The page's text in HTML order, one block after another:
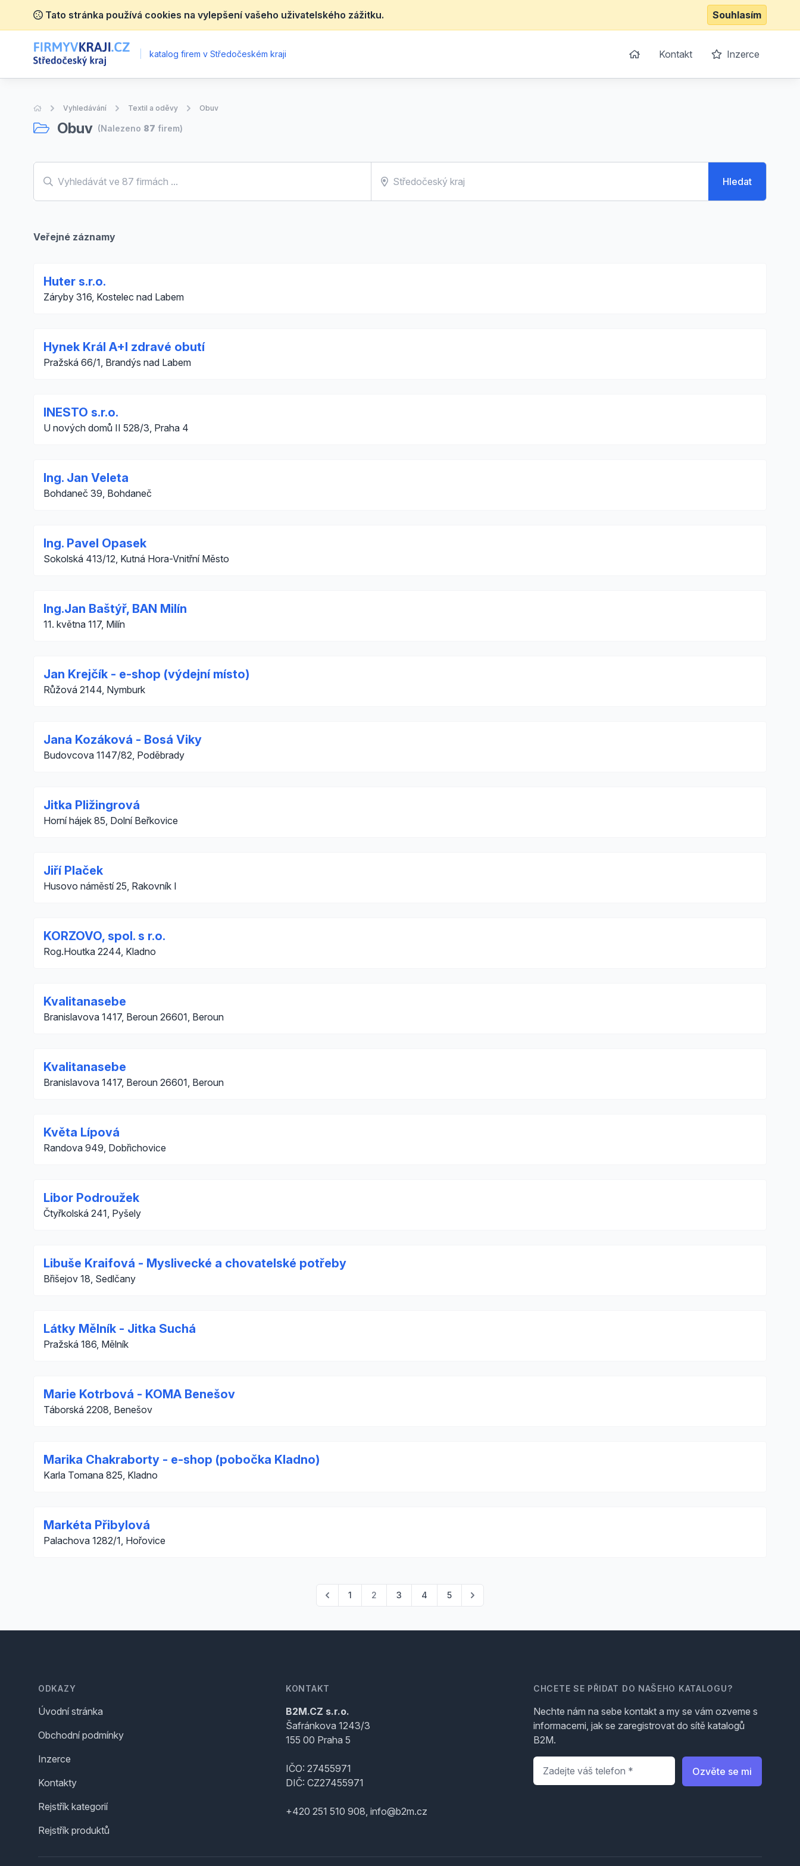
Tato stránka používá cookies na vylepšení vašeho uživatelského zážitku. Souhlasím
katalog firem v Středočeském kraji Kontakt Inzerce
Úvodní stránka
Vyhledávání Textil a oděvy Obuv
Obuv (Nalezeno 87 firem)
Hledat
Veřejné záznamy
Huter s.r.o.
Záryby 316, Kostelec nad Labem
Hynek Král A+I zdravé obutí
Pražská 66/1, Brandýs nad Labem
INESTO s.r.o.
U nových domů II 528/3, Praha 4
Ing. Jan Veleta
Bohdaneč 39, Bohdaneč
Ing. Pavel Opasek
Sokolská 413/12, Kutná Hora-Vnitřní Město
Ing.Jan Baštýř, BAN Milín
11. května 117, Milín
Jan Krejčík - e-shop (výdejní místo)
Růžová 2144, Nymburk
Jana Kozáková - Bosá Viky
Budovcova 1147/82, Poděbrady
Jitka Pližingrová
Horní hájek 85, Dolní Beřkovice
Jiří Plaček
Husovo náměstí 25, Rakovník I
KORZOVO, spol. s r.o.
Rog.Houtka 2244, Kladno
Kvalitanasebe
Branislavova 1417, Beroun 26601, Beroun
Kvalitanasebe
Branislavova 1417, Beroun 26601, Beroun
Květa Lípová
Randova 949, Dobřichovice
Libor Podroužek
Čtyřkolská 241, Pyšely
Libuše Kraifová - Myslivecké a chovatelské potřeby
Břišejov 18, Sedlčany
Látky Mělník - Jitka Suchá
Pražská 186, Mělník
Marie Kotrbová - KOMA Benešov
Táborská 2208, Benešov
Marika Chakraborty - e-shop (pobočka Kladno)
Karla Tomana 825, Kladno
Markéta Přibylová
Palachova 1282/1, Hořovice
1 2 3 4 5
ODKAZY
Úvodní stránka
Obchodní podmínky
Inzerce
Kontakty
Rejstřík kategorií
Rejstřík produktů
KONTAKT
B2M.CZ s.r.o.
Šafránkova 1243/3
155 00 Praha 5
IČO: 27455971
DIČ: CZ27455971
+420 251 510 908, info@b2m.cz
CHCETE SE PŘIDAT DO NAŠEHO KATALOGU?
Nechte nám na sebe kontakt a my se vám ozveme s
informacemi, jak se zaregistrovat do sítě katalogů
B2M.
Telefon
Ozvěte se mi